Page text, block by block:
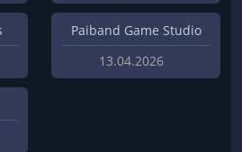
Paiband Game Studio
13.04.2026